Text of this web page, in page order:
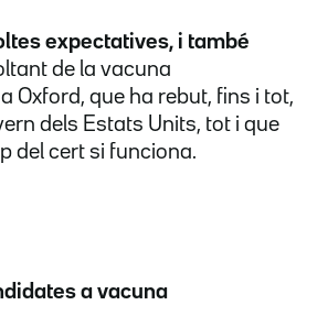
expectatives, i també
de la vacuna
Oxford, que ha rebut, fins i tot,
dels Estats Units, tot i que
del cert si funciona.
a vacuna